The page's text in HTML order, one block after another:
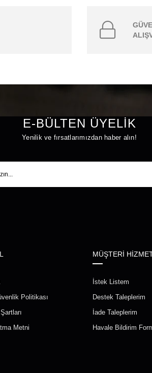
E-BÜLTEN ÜYELİK
Yenilik ve fırsatlarımızdan haber alın!
Politikası
Metni
MÜŞTERİ
İstek Listem
Destek Taleplerim
İade Taleplerim
Havale Bildirim